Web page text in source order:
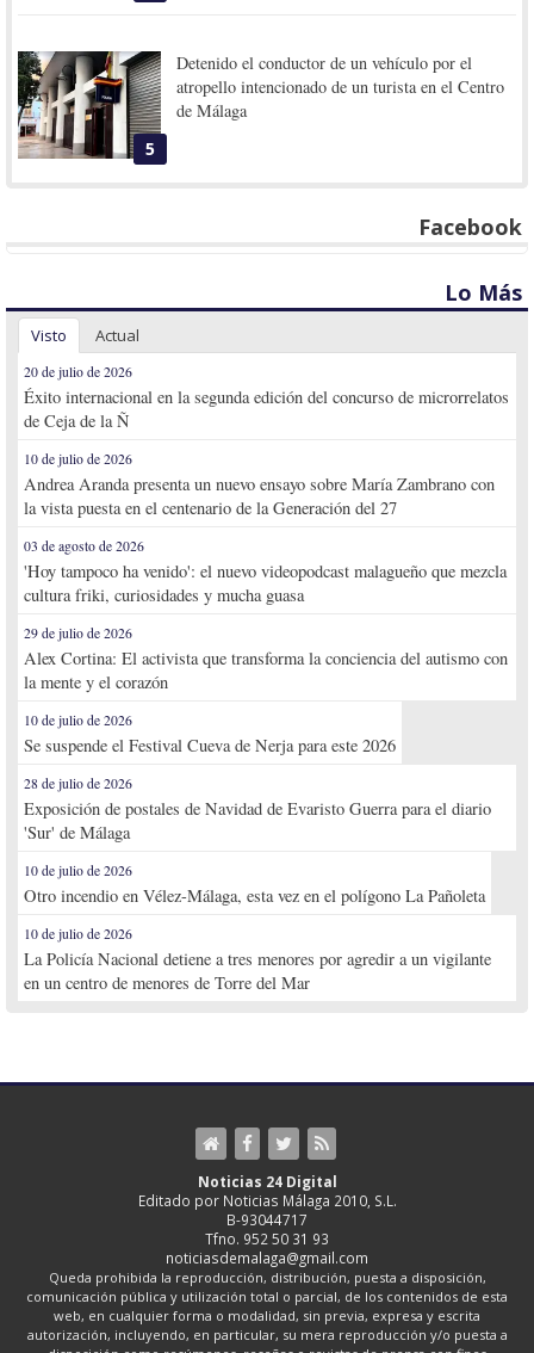
5
Detenido el conductor de un vehículo por el
atropello intencionado de un turista en el Centro
de Málaga
Facebook
Lo Más
Visto Actual
20 de julio de 2026
Éxito internacional en la segunda edición del concurso de microrrelatos
de Ceja de la Ñ
10 de julio de 2026
Andrea Aranda presenta un nuevo ensayo sobre María Zambrano con
la vista puesta en el centenario de la Generación del 27
03 de agosto de 2026
'Hoy tampoco ha venido': el nuevo videopodcast malagueño que mezcla
cultura friki, curiosidades y mucha guasa
29 de julio de 2026
Alex Cortina: El activista que transforma la conciencia del autismo con
la mente y el corazón
10 de julio de 2026
Se suspende el Festival Cueva de Nerja para este 2026
28 de julio de 2026
Exposición de postales de Navidad de Evaristo Guerra para el diario
'Sur' de Málaga
10 de julio de 2026
Otro incendio en Vélez-Málaga, esta vez en el polígono La Pañoleta
10 de julio de 2026
La Policía Nacional detiene a tres menores por agredir a un vigilante
en un centro de menores de Torre del Mar
Noticias 24 Digital
Editado por Noticias Málaga 2010, S.L.
B-93044717
Tfno. 952 50 31 93
noticiasdemalaga@gmail.com
Queda prohibida la reproducción, distribución, puesta a disposición,
comunicación pública y utilización total o parcial, de los contenidos de esta
web, en cualquier forma o modalidad, sin previa, expresa y escrita
autorización, incluyendo, en particular, su mera reproducción y/o puesta a